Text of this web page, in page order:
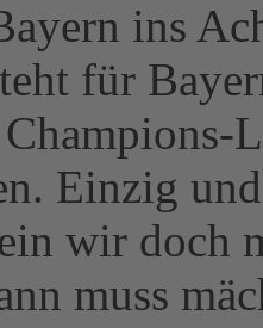
ins
für
Einzig
wir doch
muss